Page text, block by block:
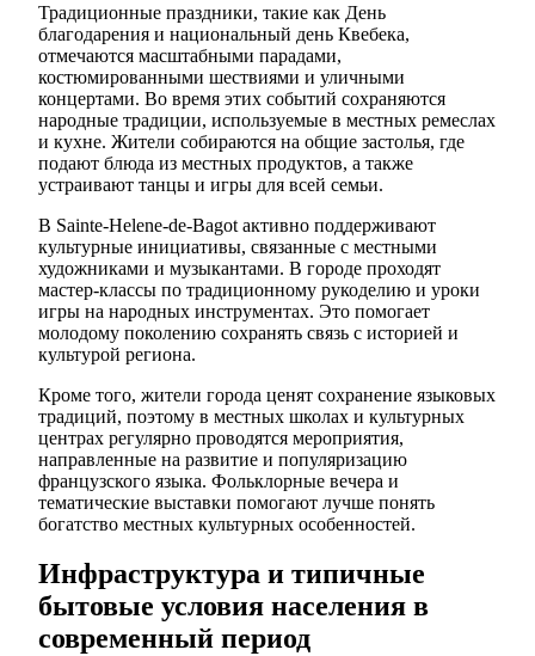
Традиционные праздники, такие как День
благодарения и национальный день Квебека,
отмечаются масштабными парадами,
костюмированными шествиями и уличными
концертами. Во время этих событий сохраняются
народные традиции, используемые в местных ремеслах
и кухне. Жители собираются на общие застолья, где
подают блюда из местных продуктов, а также
устраивают танцы и игры для всей семьи.
В Sainte-Helene-de-Bagot активно поддерживают
культурные инициативы, связанные с местными
художниками и музыкантами. В городе проходят
мастер-классы по традиционному рукоделию и уроки
игры на народных инструментах. Это помогает
молодому поколению сохранять связь с историей и
культурой региона.
Кроме того, жители города ценят сохранение языковых
традиций, поэтому в местных школах и культурных
центрах регулярно проводятся мероприятия,
направленные на развитие и популяризацию
французского языка. Фольклорные вечера и
тематические выставки помогают лучше понять
богатство местных культурных особенностей.
Инфраструктура и типичные
бытовые условия населения в
современный период